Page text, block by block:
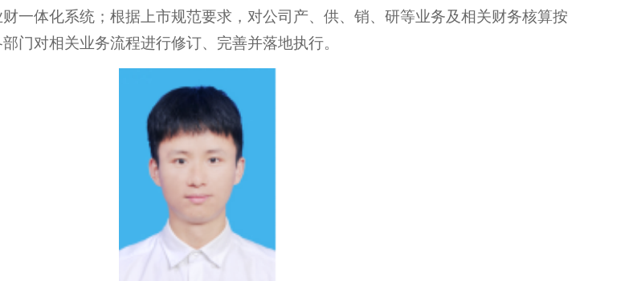
一体化系统；根据上市规范要求，对公司产、供、销、研等业务及相关财务核算按
门对相关业务流程进行修订、完善并落地执行。